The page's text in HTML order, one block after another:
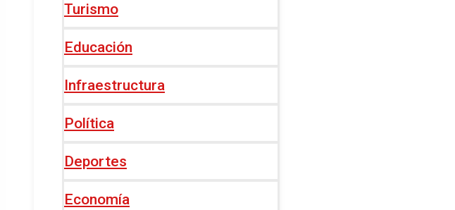
Turismo
Educación
Infraestructura
Política
Deportes
Economía